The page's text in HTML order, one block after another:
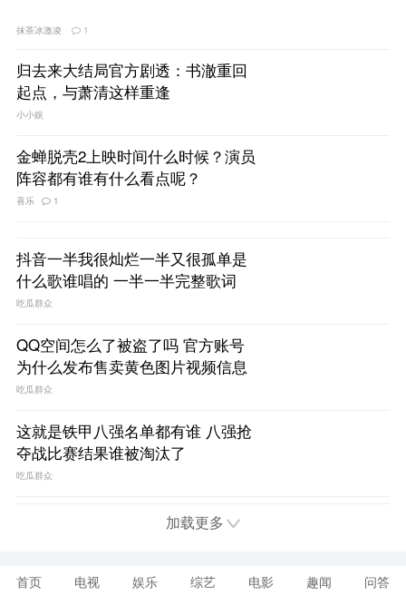
抹茶冰激凌 1
归去来大结局官方剧透：书澈重回
起点，与萧清这样重逢
小小娱
金蝉脱壳2上映时间什么时候？演员
阵容都有谁有什么看点呢？
喜乐 1
抖音一半我很灿烂一半又很孤单是
什么歌谁唱的 一半一半完整歌词
吃瓜群众
QQ空间怎么了被盗了吗 官方账号
为什么发布售卖黄色图片视频信息
吃瓜群众
这就是铁甲八强名单都有谁 八强抢
夺战比赛结果谁被淘汰了
吃瓜群众
加载更多
首页 电视 娱乐 综艺 电影 趣闻 问答